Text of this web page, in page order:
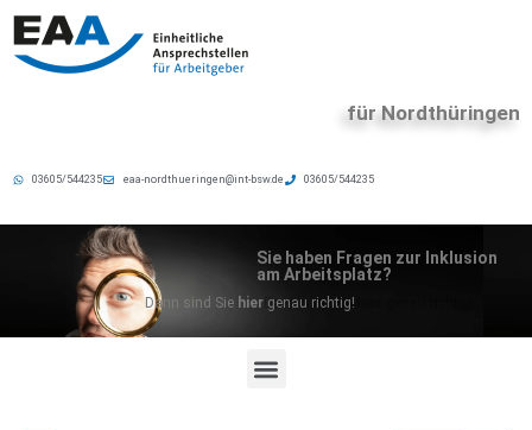
für Nordthüringen
03605/544235 eaa-nordthueringen@int-bsw.de 03605/544235
Sie haben Fragen zur Inklusion
am Arbeitsplatz?
Dann sind Sie hier genau richtig!